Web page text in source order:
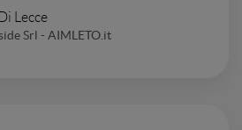
Lecce
Srl - AIMLETO.it